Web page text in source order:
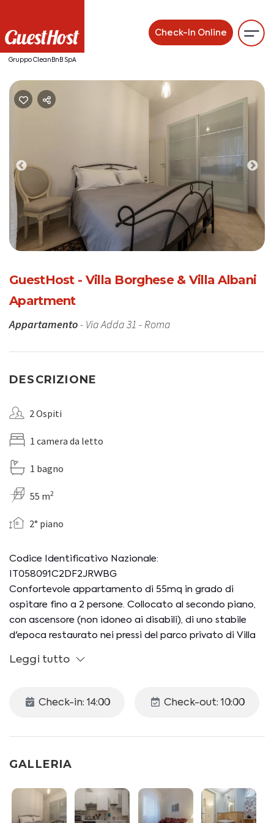
Gruppo CleanBnB SpA
Check-In Online
Previous
GuestHost - Villa Borghese & Villa Albani
Apartment
Appartamento- Via Adda 31 - Roma
DESCRIZIONE
2 Ospiti
1 camera da letto
1 bagno
55 m2
2° piano
Codice Identificativo Nazionale:
IT058091C2DF2JRWBG
Confortevole appartamento di 55mq in grado di
ospitare fino a 2 persone. Collocato al secondo piano,
con ascensore (non idoneo ai disabili), di uno stabile
d'epoca restaurato nei pressi del parco privato di Villa
poca distanza da Villa Borghese. E' possibile
Tredicine, distante 3 minuti a piedi dall'appartamento
1,90m), armadio, smart TV
-CUCINA: piano cottura 4 fuochi, frigorifero, forno
elettrico ventilato, microonde, bollitore, tostapane,
moka, spremiagrumi, tavolo da pranzo.
Leggi tutto
Check-in: 14:00 Check-out: 10:00
GALLERIA